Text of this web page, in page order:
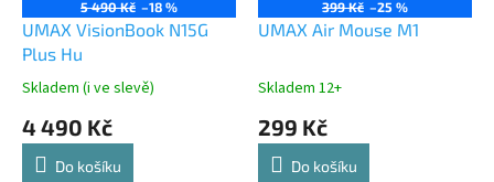
5 490 Kč –18 %
UMAX VisionBook N15G
Plus Hu
Skladem (i ve slevě)
4 490 Kč
Do košíku
399 Kč –25 %
UMAX Air Mouse M1
Skladem 12+
299 Kč
Do košíku